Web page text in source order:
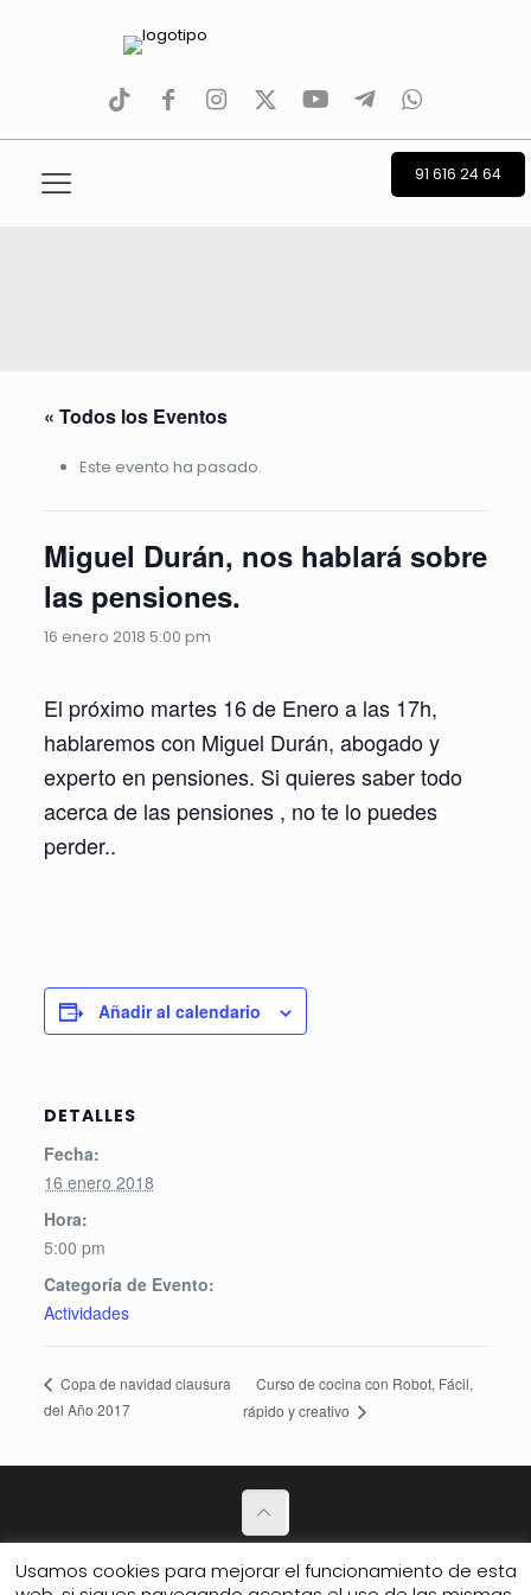
tiktokfacebookinstagram
TwitterYoutubeTelegramwhatsapp
91 616 24 64
« Todos los Eventos
Este evento ha pasado.
Miguel Durán, nos hablará sobre
las pensiones.
16 enero 2018 5:00 pm
El próximo martes 16 de Enero a las 17h,
hablaremos con Miguel Durán, abogado y
experto en pensiones. Si quieres saber todo
acerca de las pensiones , no te lo puedes
perder..
Añadir al calendario
DETALLES
Fecha:
16 enero 2018
Hora:
5:00 pm
Categoría de Evento:
Actividades
Copa de navidad clausura
del Año 2017
Curso de cocina con Robot, Fácil,
rápido y creativo
Política de Privacidad
Usamos cookies para mejorar el funcionamiento de esta